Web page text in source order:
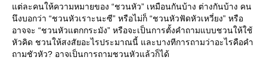
ต่ละคนให้ความหมายของ “ชวนหัว” เหมือนกันบ้าง ต่างกันบ้าง คน
นึงบอกว่า “ชวนหัวเราะนะซี” หรือไม่ก็ “ชวนหัวฟัดหัวเหวี่ยง” หรือ
อาจจะ “ชวนหัวแตกกระมัง” หรือจะเป็นการตั้งคำถามแบบชวนให้ใช้
หัวคิด ชวนให้สงสัยอะไรประมาณนี้ และบางทีการถามว่าอะไรคือคำ
ถามชัวหัว? อาจเป็นการถามชวนหัวแล้วก็ได้